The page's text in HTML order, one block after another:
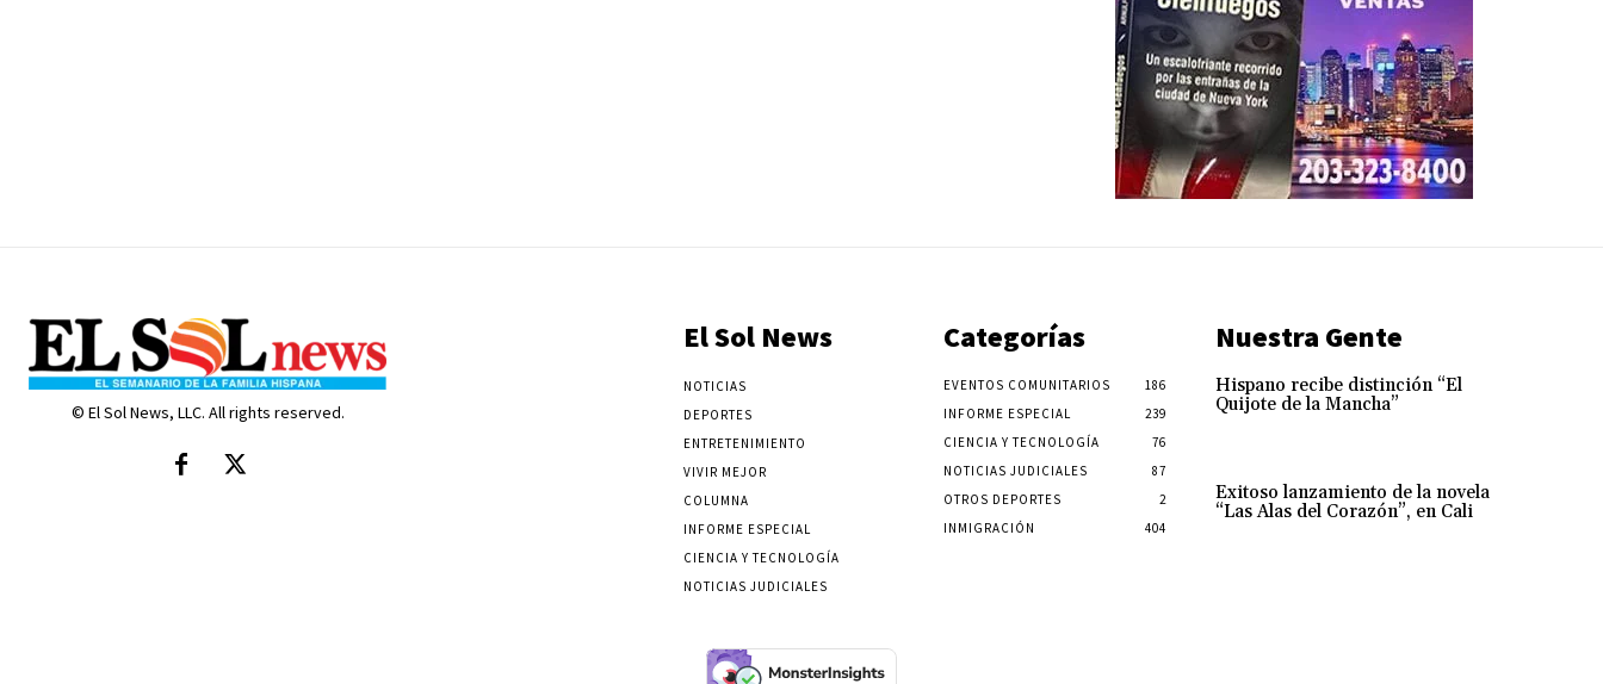
© El Sol News, LLC. All rights reserved.
El Sol News
NOTICIAS
DEPORTES
ENTRETENIMIENTO
VIVIR MEJOR
COLUMNA
INFORME ESPECIAL
CIENCIA Y TECNOLOGÍA
NOTICIAS JUDICIALES
Categorías
EVENTOS COMUNITARIOS
186
INFORME ESPECIAL
239
CIENCIA Y TECNOLOGÍA
76
NOTICIAS JUDICIALES
87
OTROS DEPORTES
2
INMIGRACIÓN
404
Nuestra Gente
Hispano recibe distinción “El
Quijote de la Mancha”
Exitoso lanzamiento de la novela
“Las Alas del Corazón”, en Cali